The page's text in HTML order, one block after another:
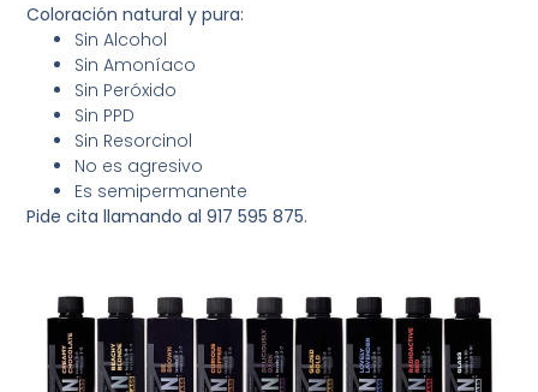
Coloración natural y pura:
Sin Alcohol
Sin Amoníaco
Sin Peróxido
Sin PPD
Sin Resorcinol
No es agresivo
Es semipermanente
Pide cita llamando al 917 595 875.